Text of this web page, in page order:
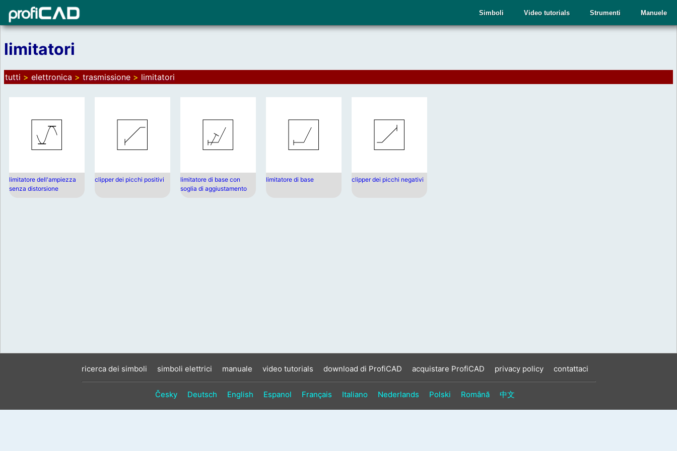
Manuele
Strumenti
Video tutorials
Simboli
limitatori
tutti > elettronica > trasmissione > limitatori
limitatore dell'ampiezza
senza distorsione
clipper dei picchi positivi
limitatore di base con
soglia di aggiustamento
limitatore di base clipper dei picchi negativi
ricerca dei simboli simboli elettrici manuale video tutorials download di ProfiCAD acquistare ProfiCAD privacy policy contattaci
Česky Deutsch English Espanol Français Italiano Nederlands Polski Română 中文